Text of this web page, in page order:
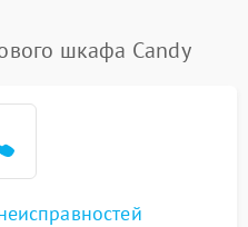
шкафа Candy